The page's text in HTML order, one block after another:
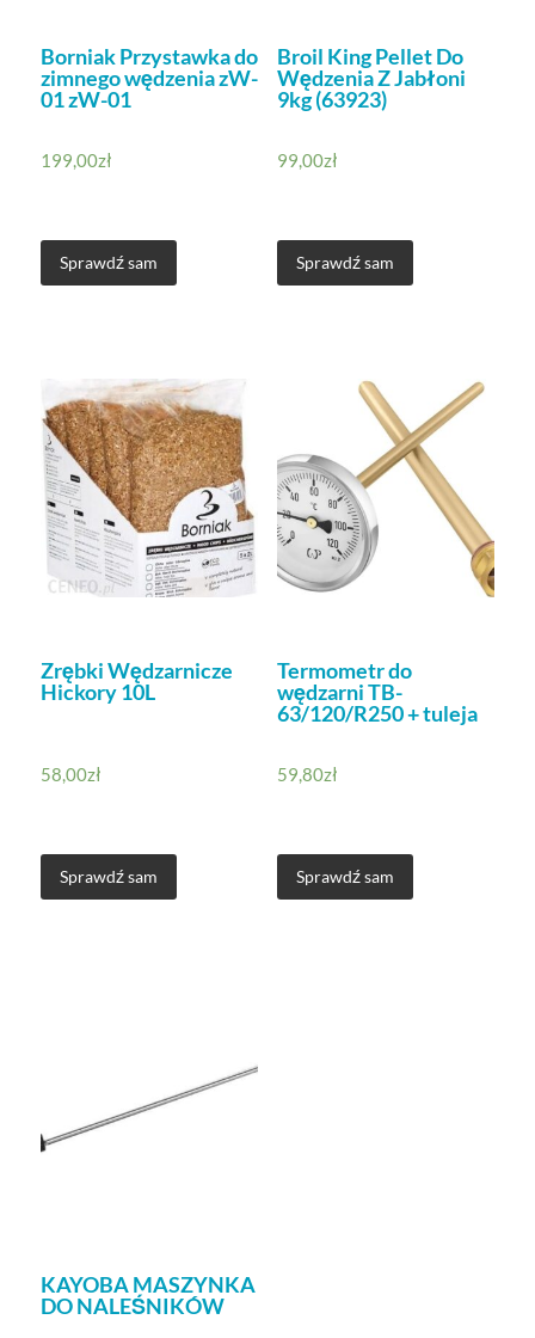
Borniak Przystawka do
zimnego wędzenia zW-
01 zW-01
199,00zł
Sprawdź sam
Broil King Pellet Do
Wędzenia Z Jabłoni
9kg (63923)
99,00zł
Sprawdź sam
Zrębki Wędzarnicze
Hickory 10L
58,00zł
Sprawdź sam
Termometr do
wędzarni TB-
63/120/R250 + tuleja
59,80zł
Sprawdź sam
KAYOBA MASZYNKA
DO NALEŚNIKÓW